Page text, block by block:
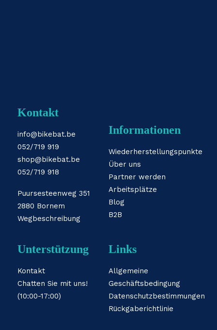
Kontakt
info@bikebat.be
052/719 919
shop@bikebat.be
052/719 918
Puursesteenweg 351
2880 Bornem
Wegbeschreibung
Informationen
Wiederherstellungspunkte
Über uns
Partner werden
Arbeitsplätze
Blog
B2B
Unterstützung
Kontakt
Chatten Sie mit uns!
(10:00-17:00)
Links
Allgemeine
Geschäftsbedingung
Datenschutzbestimmungen
Rückgaberichtlinie